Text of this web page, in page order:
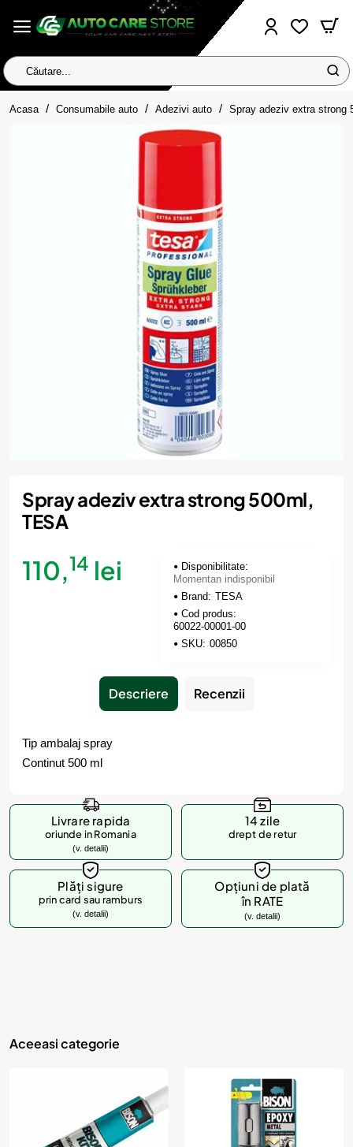
Căutare...
Acasa homeConsumabile auto Adezivi auto Spray adeziv extra strong
Momentan indisponibil
Spray adeziv extra strong 500ml,
TESA
110,14 lei
Disponibilitate:
Momentan indisponibil
Brand: TESA
Cod produs:
60022-00001-00
SKU: 00850
Descriere Recenzii
Tip ambalaj spray
Continut 500 ml
Livrare rapida
oriunde in Romania
(v. detalii)
14 zile
drept de retur
Plăți sigure
prin card sau ramburs
(v. detalii)
Opțiuni de plată
în RATE
(v. detalii)
Aceeasi categorie